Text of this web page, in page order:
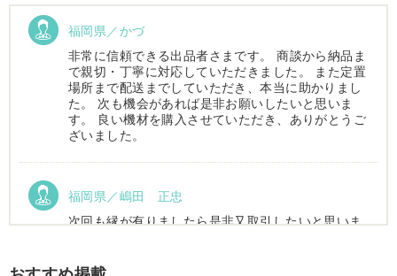
福岡県／かづ
非常に信頼できる出品者さまです。 商談から納品ま
で親切・丁寧に対応していただきました。 また定置
場所まで配送までしていただき、本当に助かりまし
た。 次も機会があれば是非お願いしたいと思いま
す。 良い機材を購入させていただき、ありがとうご
ざいました。
福岡県／嶋田 正忠
次回も縁が有りましたら是非又取引したいと思いま